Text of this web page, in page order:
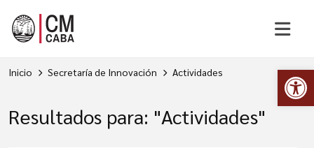
Inicio Secretaría de Innovación Actividades
Resultados para: "Actividades"